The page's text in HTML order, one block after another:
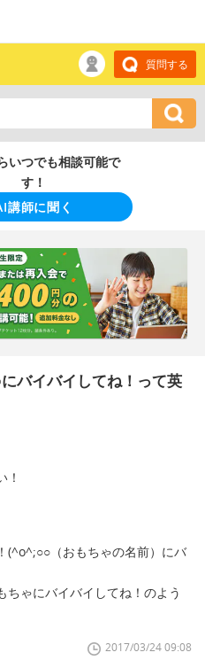
質問する
いつでも相談可能で
す！
講師に聞く
バイバイしてね！って英
！
(^o^;○○（おもちゃの名前）にバ
ちゃにバイバイしてね！のよう
2017/03/24 09:08